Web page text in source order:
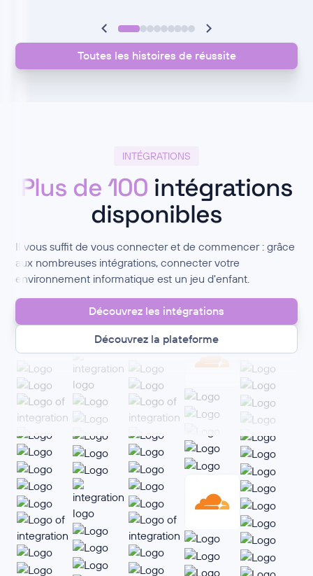
Toutes les histoires de réussite
INTÉGRATIONS
Plus de 100 intégrations
disponibles
Il vous suffit de vous connecter et de commencer : grâce
aux nombreuses intégrations, connecter votre
environnement informatique est un jeu d'enfant.
Découvrez les intégrations
Découvrez la plateforme